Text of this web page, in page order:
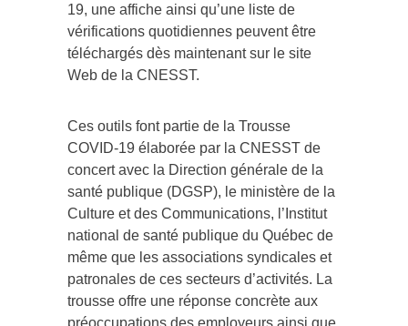
19, une affiche ainsi qu’une liste de
vérifications quotidiennes peuvent être
téléchargés dès maintenant sur le site
Web de la CNESST.
Ces outils font partie de la Trousse
COVID-19 élaborée par la CNESST de
concert avec la Direction générale de la
santé publique (DGSP), le ministère de la
Culture et des Communications, l’Institut
national de santé publique du Québec de
même que les associations syndicales et
patronales de ces secteurs d’activités. La
trousse offre une réponse concrète aux
préoccupations des employeurs ainsi que